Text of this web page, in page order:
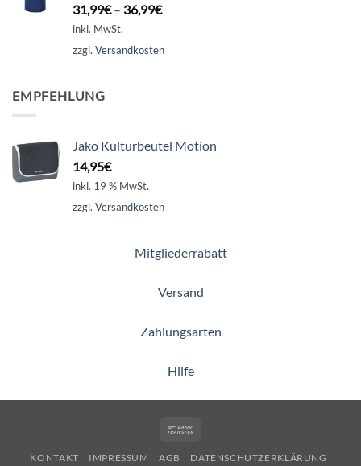
31,99€– 36,99€
inkl. MwSt.
zzgl. Versandkosten
EMPFEHLUNG
Jako Kulturbeutel Motion
14,95€
inkl. 19 % MwSt.
zzgl. Versandkosten
Mitgliederrabatt
Versand
Zahlungsarten
Hilfe
KONTAKT IMPRESSUM AGB
DATENSCHUTZERKLÄRUNG